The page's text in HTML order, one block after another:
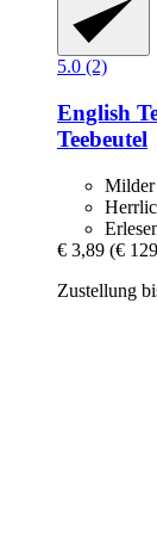
5.0 (2)
English
Teebeutel
Milder
€ 3,89 (€
Zustellung